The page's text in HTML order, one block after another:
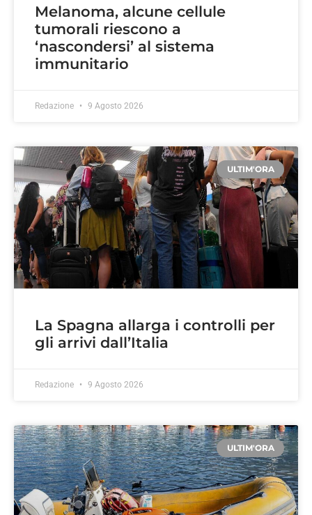
Melanoma, alcune cellule
tumorali riescono a
‘nascondersi’ al sistema
immunitario
Redazione 9 Agosto 2026
ULTIM'ORA
La Spagna allarga i controlli per
gli arrivi dall’Italia
Redazione 9 Agosto 2026
ULTIM'ORA